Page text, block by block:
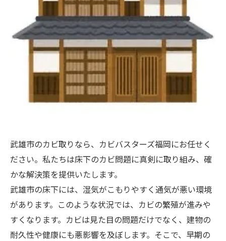
武雄市のカビ取りなら、カビバスターズ福岡にお任せく
ださい。私たちは床下のカビ問題に真剣に取り組み、確
かな解決策を提供いたします。
武雄市の床下には、湿気がこもりやすく通気が悪い環境
があります。このような状況では、カビの繁殖が進みや
すくなります。カビは見た目の問題だけでなく、建物の
耐久性や健康にも悪影響を及ぼします。そこで、早期の